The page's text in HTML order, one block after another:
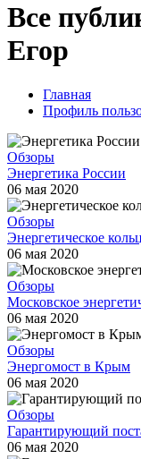
Все
Егор
Главная
Профиль
Обзоры
Энергетика России
06 мая 2020
Обзоры
Энергетическое
06 мая 2020
Обзоры
Московское
06 мая 2020
Обзоры
Энергомост в Крым
06 мая 2020
Обзоры
Гарантирующий
06 мая 2020